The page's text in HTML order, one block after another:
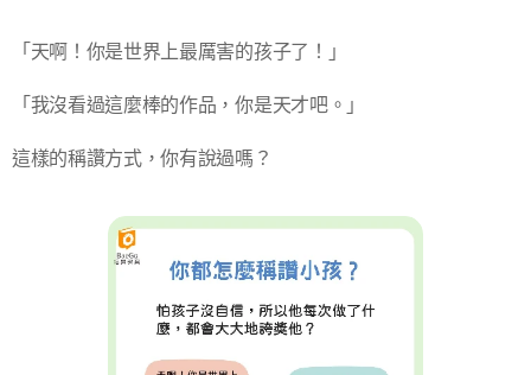
「天啊！你是世界上最厲害的孩子了！」
「我沒看過這麼棒的作品，你是天才吧。」
這樣的稱讚方式，你有說過嗎？